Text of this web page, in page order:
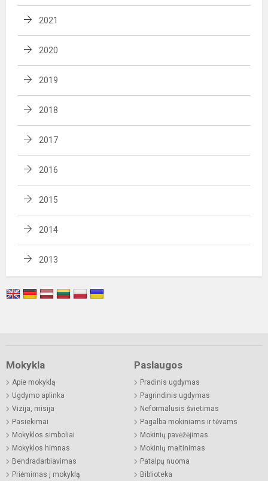
2021
2020
2019
2018
2017
2016
2015
2014
2013
Mokykla
Apie mokyklą
Ugdymo aplinka
Vizija, misija
Pasiekimai
Mokyklos simboliai
Mokyklos himnas
Bendradarbiavimas
Priėmimas į mokyklą
Paslaugos
Pradinis ugdymas
Pagrindinis ugdymas
Neformalusis švietimas
Pagalba mokiniams ir tėvams
Mokinių pavėžėjimas
Mokinių maitinimas
Patalpų nuoma
Biblioteka